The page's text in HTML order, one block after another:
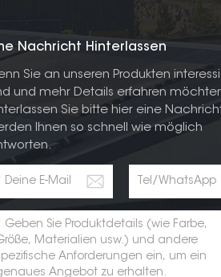
Nachricht Hinterlassen
Sie an unseren Produkten
und mehr Details erfahren
Sie bitte hier eine
Ihnen so schnell wie möglich